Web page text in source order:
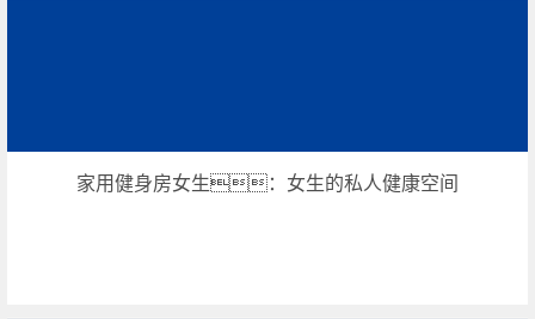
家用健身房女生：女生的私人健康空间